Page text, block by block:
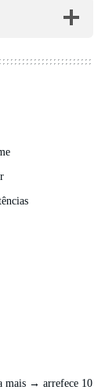
mais → arrefece 10